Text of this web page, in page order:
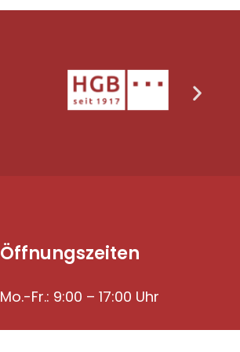
Öffnungszeiten
Mo.-Fr.: 9:00 – 17:00 Uhr